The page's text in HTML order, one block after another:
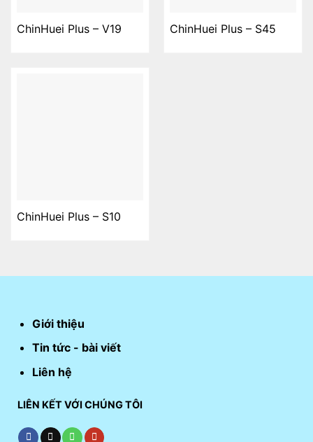
ChinHuei Plus – V19 ChinHuei Plus – S45
ChinHuei Plus – S10
Giới thiệu
Tin tức - bài viết
Liên hệ
LIÊN KẾT VỚI CHÚNG TÔI